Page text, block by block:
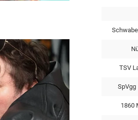
TSV
SpVgg
1860